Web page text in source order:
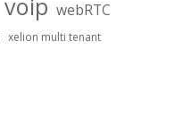
voip webRTC
xelion multi tenant